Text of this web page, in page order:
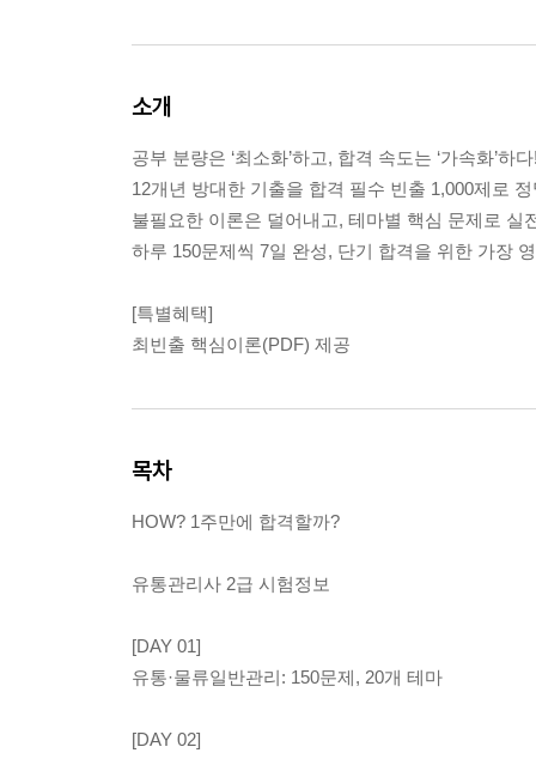
소개
공부 분량은 ‘최소화’하고, 합격 속도는 ‘가속화’하
12개년 방대한 기출을 합격 필수 빈출 1,000제로
불필요한 이론은 덜어내고, 테마별 핵심 문제로 실
하루 150문제씩 7일 완성, 단기 합격을 위한 가장
[특별혜택]
최빈출 핵심이론(PDF) 제공
목차
HOW? 1주만에 합격할까?
유통관리사 2급 시험정보
[DAY 01]
유통·물류일반관리: 150문제, 20개 테마
[DAY 02]